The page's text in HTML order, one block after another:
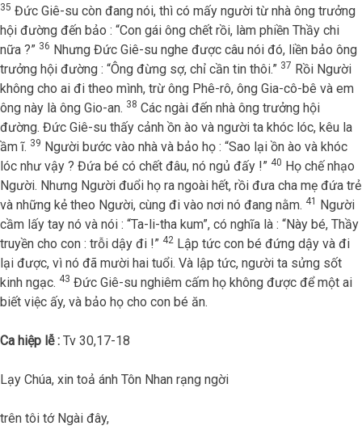
35 Đức Giê-su còn đang nói, thì có mấy người từ nhà ông trưởng
hội đường đến bảo : “Con gái ông chết rồi, làm phiền Thầy chi
nữa ?” 36 Nhưng Đức Giê-su nghe được câu nói đó, liền bảo ông
trưởng hội đường : “Ông đừng sợ, chỉ cần tin thôi.” 37 Rồi Người
không cho ai đi theo mình, trừ ông Phê-rô, ông Gia-cô-bê và em
ông này là ông Gio-an. 38 Các ngài đến nhà ông trưởng hội
đường. Đức Giê-su thấy cảnh ồn ào và người ta khóc lóc, kêu la
ầm ĩ. 39 Người bước vào nhà và bảo họ : “Sao lại ồn ào và khóc
lóc như vậy ? Đứa bé có chết đâu, nó ngủ đấy !” 40 Họ chế nhạo
Người. Nhưng Người đuổi họ ra ngoài hết, rồi đưa cha mẹ đứa trẻ
và những kẻ theo Người, cùng đi vào nơi nó đang nằm. 41 Người
cầm lấy tay nó và nói : “Ta-li-tha kum”, có nghĩa là : “Này bé, Thầy
truyền cho con : trỗi dậy đi !” 42 Lập tức con bé đứng dậy và đi
lại được, vì nó đã mười hai tuổi. Và lập tức, người ta sửng sốt
kinh ngạc. 43 Đức Giê-su nghiêm cấm họ không được để một ai
biết việc ấy, và bảo họ cho con bé ăn.
Ca hiệp lễ : Tv 30,17-18
Lạy Chúa, xin toả ánh Tôn Nhan rạng ngời
trên tôi tớ Ngài đây,